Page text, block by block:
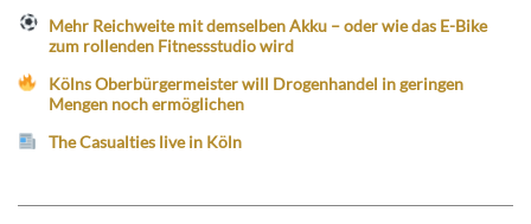
Mehr Reichweite mit demselben Akku – oder wie das E-Bike
zum rollenden Fitnessstudio wird
Kölns Oberbürgermeister will Drogenhandel in geringen
Mengen noch ermöglichen
The Casualties live in Köln